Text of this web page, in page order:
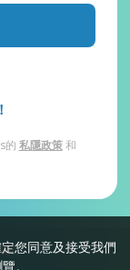
您同意及接受我們
。
的 私隱政策和
則